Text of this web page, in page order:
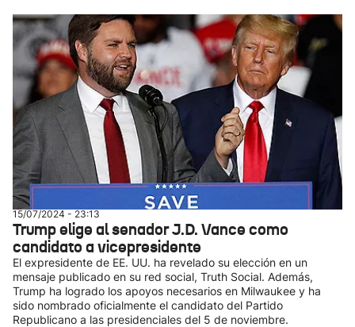
15/07/2024 - 23:13
Trump elige al senador J.D. Vance como
candidato a vicepresidente
El expresidente de EE. UU. ha revelado su elección en un
mensaje publicado en su red social, Truth Social. Además,
Trump ha logrado los apoyos necesarios en Milwaukee y ha
sido nombrado oficialmente el candidato del Partido
Republicano a las presidenciales del 5 de noviembre.